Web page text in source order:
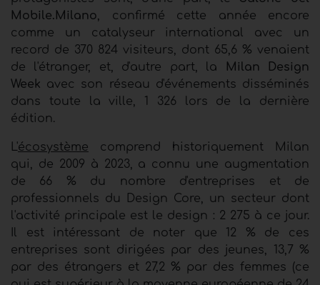
Mobile.Milano , confirmé cette année encore
comme un catalyseur international avec un
record de 370 824 visiteurs, dont 65,6 % venaient
de l'étranger, et, d'autre part, la
Milan Design
Week avec son réseau d'événements disséminés
dans toute la ville, 1 326 lors de la dernière
édition.
L'écosystème comprend historiquement Milan
qui, de 2009 à 2023, a connu une augmentation
de 66 % du nombre d'entreprises et de
professionnels du Design Core, un secteur dont
l'activité principale est le design : 2 275 à ce jour.
Il est intéressant de noter que 12 % de ces
entreprises sont dirigées par des jeunes, 13,7 %
par des étrangers et 27,2 % par des femmes (ce